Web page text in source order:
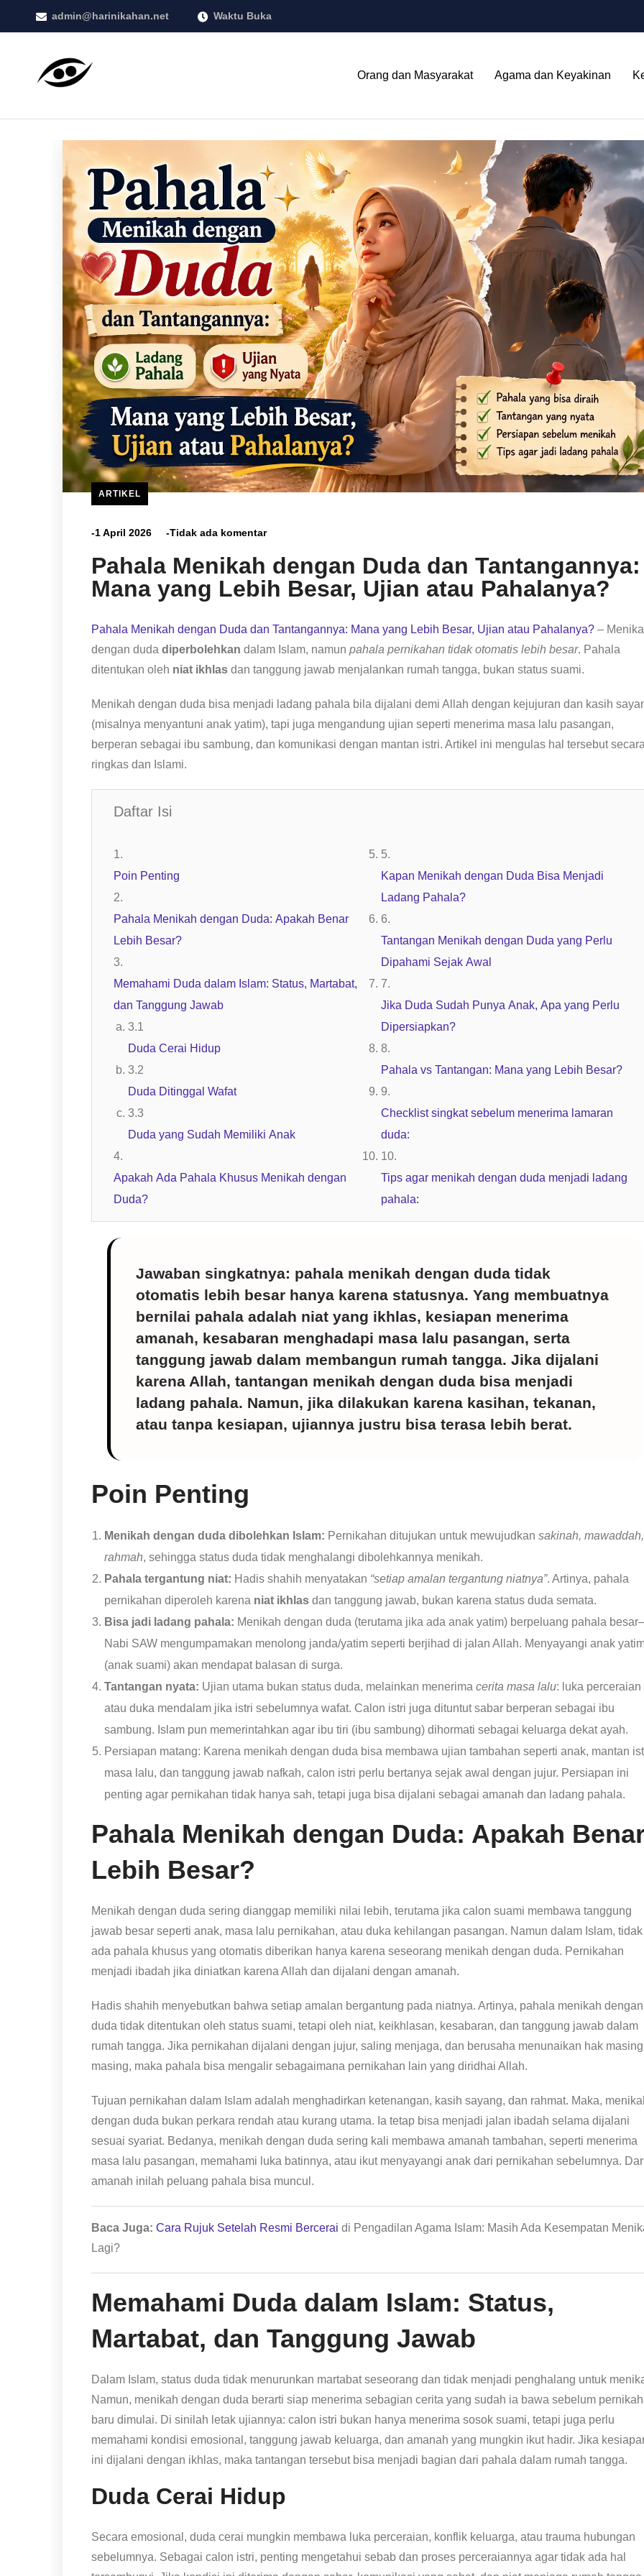
admin@harinikahan.net Waktu Buka
Orang dan Masyarakat Agama dan Keyakinan
ARTIKEL
-1 April 2026 -Tidak ada komentar
Pahala Menikah dengan Duda dan Tantangannya:
Mana yang Lebih Besar, Ujian atau Pahalanya?
Pahala Menikah dengan Duda dan Tantangannya: Mana yang Lebih Besar, Ujian atau Pahalanya? –
dengan duda diperbolehkan dalam Islam, namun pahala pernikahan tidak otomatis lebih besar. Pahala
ditentukan oleh niat ikhlas dan tanggung jawab menjalankan rumah tangga, bukan status suami.
Menikah dengan duda bisa menjadi ladang pahala bila dijalani demi Allah dengan kejujuran dan kasih
(misalnya menyantuni anak yatim), tapi juga mengandung ujian seperti menerima masa lalu pasangan,
berperan sebagai ibu sambung, dan komunikasi dengan mantan istri. Artikel ini mengulas hal tersebut secara
ringkas dan Islami.
Daftar Isi
Poin Penting
Pahala Menikah dengan Duda: Apakah Benar
Lebih Besar?
Memahami Duda dalam Islam: Status, Martabat,
dan Tanggung Jawab
Duda Cerai Hidup
Duda Ditinggal Wafat
Duda yang Sudah Memiliki Anak
Apakah Ada Pahala Khusus Menikah dengan
Duda?
Kapan Menikah dengan Duda Bisa Menjadi
Ladang Pahala?
Tantangan Menikah dengan Duda yang Perlu
Dipahami Sejak Awal
Jika Duda Sudah Punya Anak, Apa yang Perlu
Dipersiapkan?
Pahala vs Tantangan: Mana yang Lebih Besar?
Checklist singkat sebelum menerima lamaran
duda:
Tips agar menikah dengan duda menjadi ladang
pahala:
Jawaban singkatnya: pahala menikah dengan duda tidak
otomatis lebih besar hanya karena statusnya. Yang membuatnya
bernilai pahala adalah niat yang ikhlas, kesiapan menerima
amanah, kesabaran menghadapi masa lalu pasangan, serta
tanggung jawab dalam membangun rumah tangga. Jika dijalani
karena Allah, tantangan menikah dengan duda bisa menjadi
ladang pahala. Namun, jika dilakukan karena kasihan, tekanan,
atau tanpa kesiapan, ujiannya justru bisa terasa lebih berat.
Poin Penting
Menikah dengan duda dibolehkan Islam: Pernikahan ditujukan untuk mewujudkan sakinah, mawaddah,
rahmah, sehingga status duda tidak menghalangi dibolehkannya menikah.
Pahala tergantung niat: Hadis shahih menyatakan “setiap amalan tergantung niatnya”. Artinya, pahala
pernikahan diperoleh karena niat ikhlas dan tanggung jawab, bukan karena status duda semata.
Bisa jadi ladang pahala: Menikah dengan duda (terutama jika ada anak yatim) berpeluang pahala
Nabi SAW mengumpamakan menolong janda/yatim seperti berjihad di jalan Allah. Menyayangi anak
(anak suami) akan mendapat balasan di surga.
Tantangan nyata: Ujian utama bukan status duda, melainkan menerima cerita masa lalu: luka perceraian
atau duka mendalam jika istri sebelumnya wafat. Calon istri juga dituntut sabar berperan sebagai ibu
sambung. Islam pun memerintahkan agar ibu tiri (ibu sambung) dihormati sebagai keluarga dekat ayah.
Persiapan matang: Karena menikah dengan duda bisa membawa ujian tambahan seperti anak, mantan
masa lalu, dan tanggung jawab nafkah, calon istri perlu bertanya sejak awal dengan jujur. Persiapan ini
penting agar pernikahan tidak hanya sah, tetapi juga bisa dijalani sebagai amanah dan ladang pahala.
Pahala Menikah dengan Duda: Apakah
Lebih Besar?
Menikah dengan duda sering dianggap memiliki nilai lebih, terutama jika calon suami membawa tanggung
jawab besar seperti anak, masa lalu pernikahan, atau duka kehilangan pasangan. Namun dalam Islam, tidak
ada pahala khusus yang otomatis diberikan hanya karena seseorang menikah dengan duda. Pernikahan
menjadi ibadah jika diniatkan karena Allah dan dijalani dengan amanah.
Hadis shahih menyebutkan bahwa setiap amalan bergantung pada niatnya. Artinya, pahala menikah dengan
duda tidak ditentukan oleh status suami, tetapi oleh niat, keikhlasan, kesabaran, dan tanggung jawab dalam
rumah tangga. Jika pernikahan dijalani dengan jujur, saling menjaga, dan berusaha menunaikan hak
masing, maka pahala bisa mengalir sebagaimana pernikahan lain yang diridhai Allah.
Tujuan pernikahan dalam Islam adalah menghadirkan ketenangan, kasih sayang, dan rahmat. Maka,
dengan duda bukan perkara rendah atau kurang utama. Ia tetap bisa menjadi jalan ibadah selama dijalani
sesuai syariat. Bedanya, menikah dengan duda sering kali membawa amanah tambahan, seperti menerima
masa lalu pasangan, memahami luka batinnya, atau ikut menyayangi anak dari pernikahan sebelumnya.
amanah inilah peluang pahala bisa muncul.
Baca Juga: Cara Rujuk Setelah Resmi Bercerai di Pengadilan Agama Islam: Masih Ada Kesempatan
Lagi?
Memahami Duda dalam Islam: Status,
Martabat, dan Tanggung Jawab
Dalam Islam, status duda tidak menurunkan martabat seseorang dan tidak menjadi penghalang untuk
Namun, menikah dengan duda berarti siap menerima sebagian cerita yang sudah ia bawa sebelum
baru dimulai. Di sinilah letak ujiannya: calon istri bukan hanya menerima sosok suami, tetapi juga perlu
memahami kondisi emosional, tanggung jawab keluarga, dan amanah yang mungkin ikut hadir. Jika
ini dijalani dengan ikhlas, maka tantangan tersebut bisa menjadi bagian dari pahala dalam rumah tangga.
Duda Cerai Hidup
Secara emosional, duda cerai mungkin membawa luka perceraian, konflik keluarga, atau trauma hubungan
sebelumnya. Sebagai calon istri, penting mengetahui sebab dan proses perceraiannya agar tidak ada hal